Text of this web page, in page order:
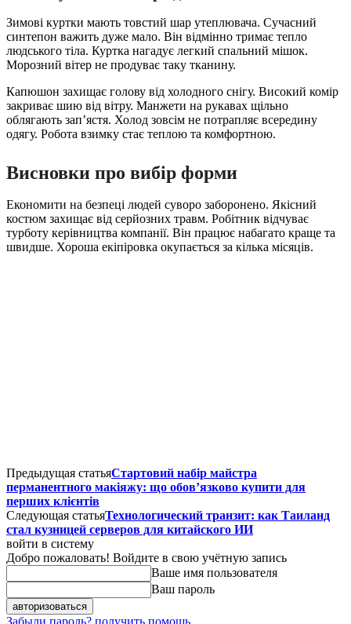
Зимові куртки мають товстий шар утеплювача. Сучасний
синтепон важить дуже мало. Він відмінно тримає тепло
людського тіла. Куртка нагадує легкий спальний мішок.
Морозний вітер не продуває таку тканину.
Капюшон захищає голову від холодного снігу. Високий комір
закриває шию від вітру. Манжети на рукавах щільно
облягають зап’ястя. Холод зовсім не потрапляє всередину
одягу. Робота взимку стає теплою та комфортною.
Висновки про вибір форми
Економити на безпеці людей суворо заборонено. Якісний
костюм захищає від серйозних травм. Робітник відчуває
турботу керівництва компанії. Він працює набагато краще та
швидше. Хороша екіпіровка окупається за кілька місяців.
Предыдущая статьяСтартовий набір майстра
перманентного макіяжу: що обов’язково купити для
перших клієнтів
Следующая статьяТехнологический транзит: как Таиланд
стал кузницей серверов для китайского ИИ
войти в систему
Добро пожаловать! Войдите в свою учётную запись
Ваше имя пользователя
Ваш пароль
Забыли пароль? получить помощь